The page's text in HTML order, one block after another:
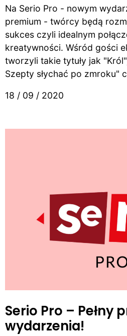
Na Serio Pro - nowym
premium - twórcy będą
sukces czyli idealnym
kreatywności. Wśród gości
tworzyli takie tytuły jak
Szepty słychać po zmroku"
18 / 09 / 2020
Serio Pro – Pełny
wydarzenia!